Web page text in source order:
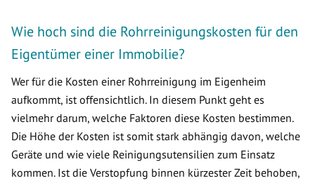
Wie hoch sind die Rohrreinigungskosten für den
Eigentümer einer Immobilie?
Wer für die Kosten einer Rohrreinigung im Eigenheim
aufkommt, ist offensichtlich. In diesem Punkt geht es
vielmehr darum, welche Faktoren diese Kosten bestimmen.
Die Höhe der Kosten ist somit stark abhängig davon, welche
Geräte und wie viele Reinigungsutensilien zum Einsatz
kommen. Ist die Verstopfung binnen kürzester Zeit behoben,